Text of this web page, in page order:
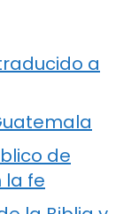
a
de
la fe